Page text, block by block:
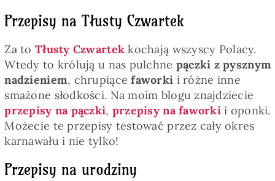
Przepisy na Tłusty Czwartek
Za toTłusty Czwartek kochają wszyscy Polacy.
Wtedy to królują u nas pulchne pączki z pysznym
nadzieniem, chrupiące faworki i różne inne
smażone słodkości. Na moim blogu znajdziecie
przepisy na pączki, przepisy na faworkii oponki.
Możecie te przepisy testować przez cały okres
karnawału i nie tylko!
Przepisy na urodziny